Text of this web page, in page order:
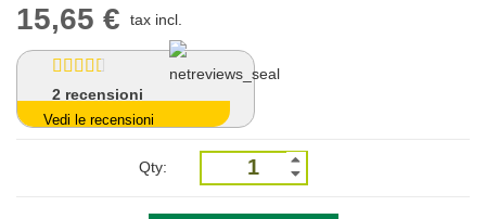
15,65 € tax incl.
2 recensioni
Vedi le recensioni
Qty: